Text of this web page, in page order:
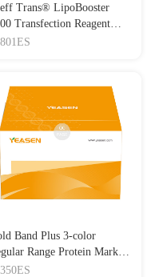
Trans® LipoBooster
Transfection Reagent
转染试剂
Band Plus 3-color
Range Protein Marker
180 kDa) 三色预染蛋白质